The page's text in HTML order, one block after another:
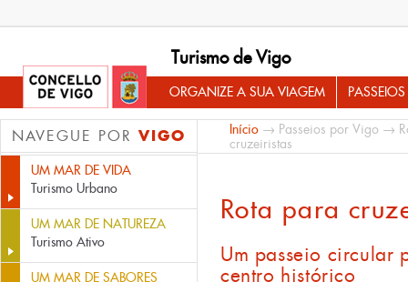
Turismo de Vigo
ORGANIZE A SUA VIAGEM
NAVEGUE POR VIGO
UM MAR DE VIDA
Turismo Urbano
UM MAR DE NATUREZA
Turismo Ativo
UM MAR DE SABORES
Início → Passeios por Vigo →
cruzeiristas
Rota para
Um passeio circular
centro histórico